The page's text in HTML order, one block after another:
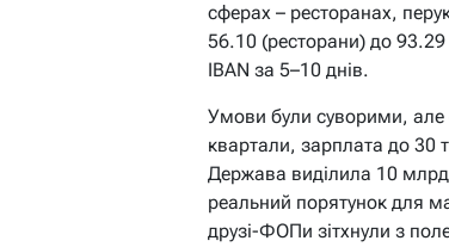
сферах – ресторанах,
56.10 (ресторани) до
IBAN за 5–10 днів.
Умови були суворими,
квартали, зарплата до 30
Держава виділила 10
реальний порятунок для
друзі-ФОПи зітхнули з